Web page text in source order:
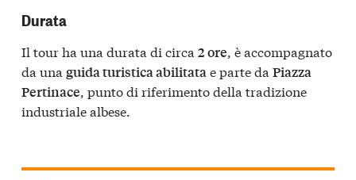
Durata
Il tour ha una durata di circa 2 ore, è accompagnato
da una guida turistica abilitatae parte da Piazza
Pertinace, punto di riferimento della tradizione
industriale albese.